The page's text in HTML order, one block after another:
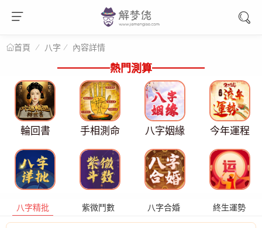
首頁 八字 內容詳情
熱門測算
輪回書 手相測命 八字姻緣 今年運程
八字精批 紫微鬥數 八字合婚 終生運勢